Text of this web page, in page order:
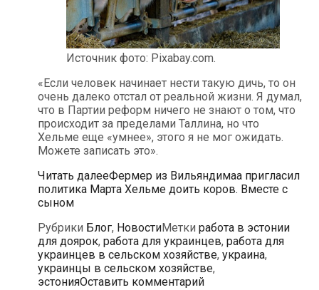
Источник фото: Pixabay.com.
«Если человек начинает нести такую дичь, то он
очень далеко отстал от реальной жизни. Я думал,
что в Партии реформ ничего не знают о том, что
происходит за пределами Таллина, но что
Хельме еще «умнее», этого я не мог ожидать.
Можете записать это».
Читать далееФермер из Вильяндимаа пригласил
политика Марта Хельме доить коров. Вместе с
сыном
Рубрики Блог, НовостиМетки работа в эстонии
для доярок, работа для украинцев, работа для
украинцев в сельском хозяйстве, украина,
украинцы в сельском хозяйстве,
эстонияОставить комментарий